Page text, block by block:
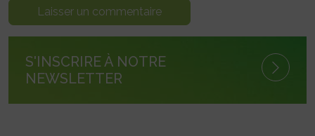
S'INSCRIRE À NOTRE
NEWSLETTER